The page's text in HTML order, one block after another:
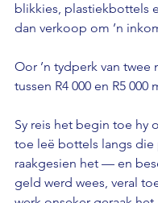
blikkies, plastiekbottels
dan verkoop om ’n
Oor ’n tydperk van twee
tussen R4 000 en R5 000
Sy reis het begin toe hy
toe leë bottels langs die
raakgesien het — en
geld werd wees, veral